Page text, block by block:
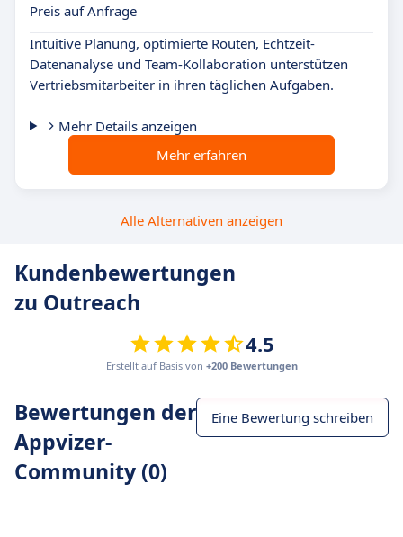
Preis auf Anfrage
Intuitive Planung, optimierte Routen, Echtzeit-
Datenanalyse und Team-Kollaboration unterstützen
Vertriebsmitarbeiter in ihren täglichen Aufgaben.
Mehr Details anzeigen
Mehr erfahren
Alle Alternativen anzeigen
Kundenbewertungen
zu Outreach
4.5
Erstellt auf Basis von +200 Bewertungen
Bewertungen der
Appvizer-
Community (0)
Eine Bewertung schreiben